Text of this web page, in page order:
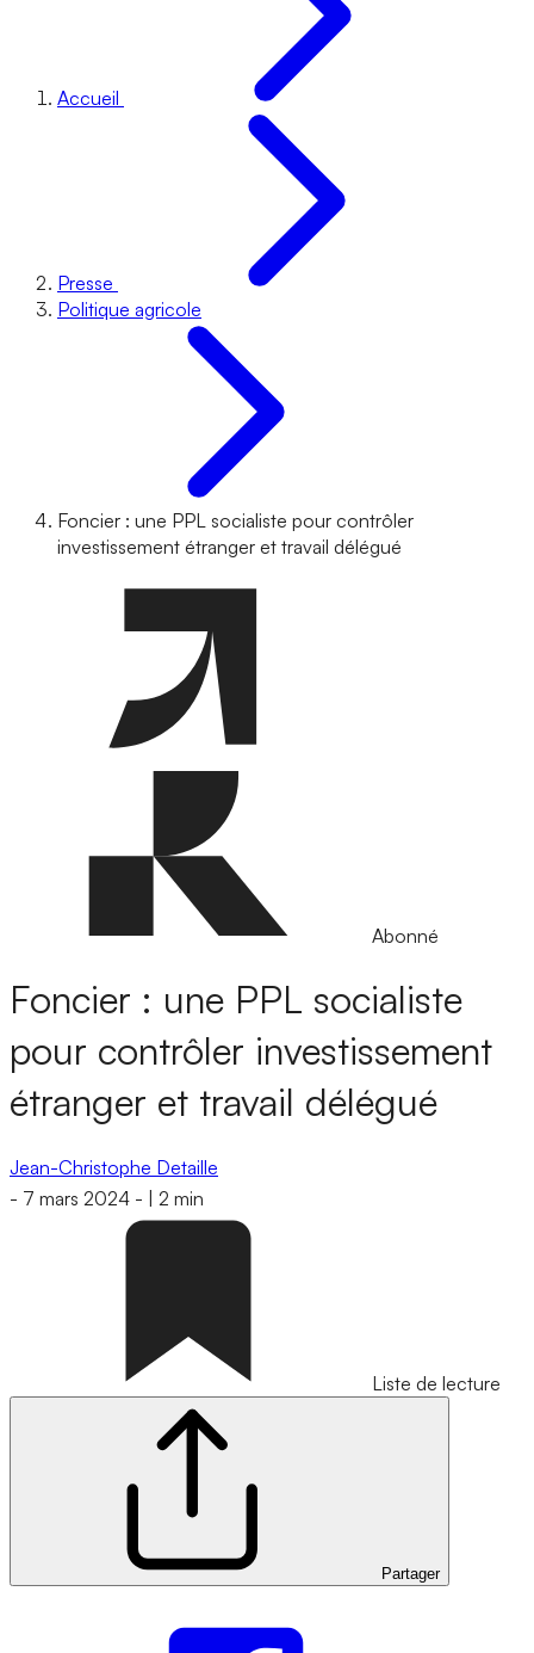
Accueil
Presse
Politique agricole
Foncier : une PPL socialiste pour contrôler
investissement étranger et travail délégué
Abonné
Foncier : une PPL socialiste
pour contrôler investissement
étranger et travail délégué
Jean-Christophe Detaille
- 7 mars 2024 - 2 min
Liste de lecture
Partager